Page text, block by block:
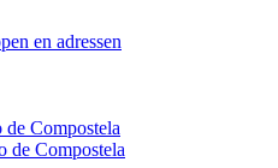
en adressen
de Compostela
de Compostela